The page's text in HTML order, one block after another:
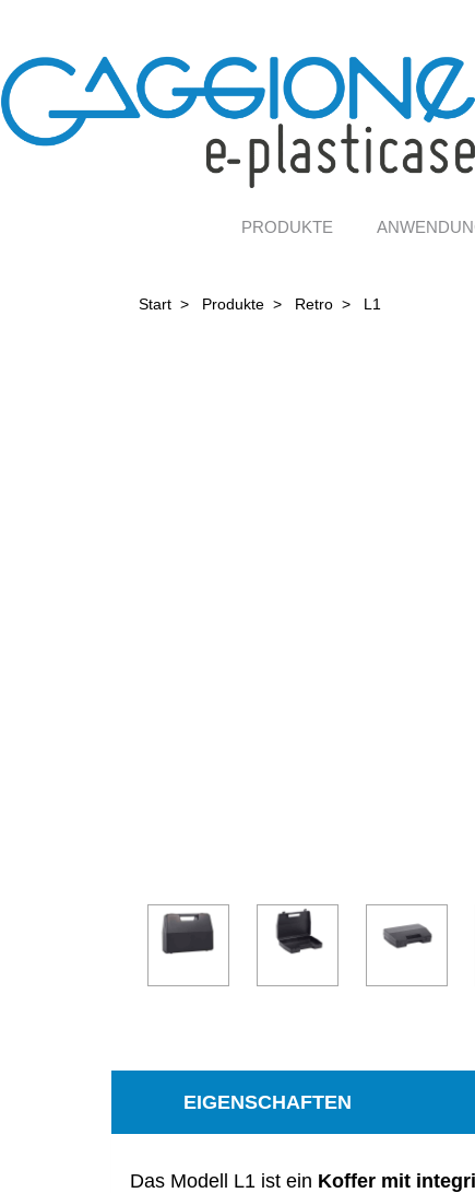
PRODUKTE
Start > Produkte > Retro > L1
EIGENSCHAFTEN
Das Modell L1 ist ein Koffer mit